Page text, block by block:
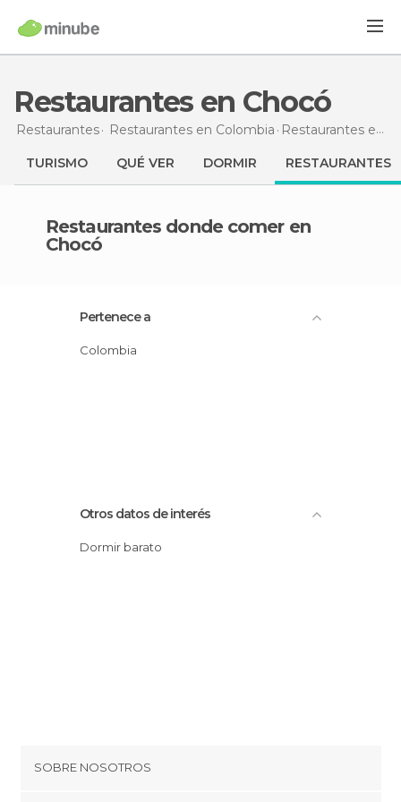
Restaurantes en Chocó
Restaurantes Restaurantes en Colombia Restaurantes en Chocó
TURISMO QUÉ VER DORMIR RESTAURANTES
Restaurantes donde comer en
Chocó
Pertenece a
Colombia
Otros datos de interés
Dormir barato
SOBRE NOSOTROS